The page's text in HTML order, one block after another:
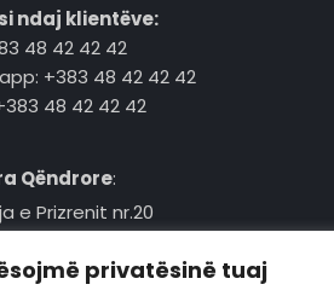
privatësinë tuaj
ndaj klientëve:
48 42 42 42
+383 48 42 42 42
48 42 42 42
Qëndrore:
e Prizrenit nr.20
Kosovë